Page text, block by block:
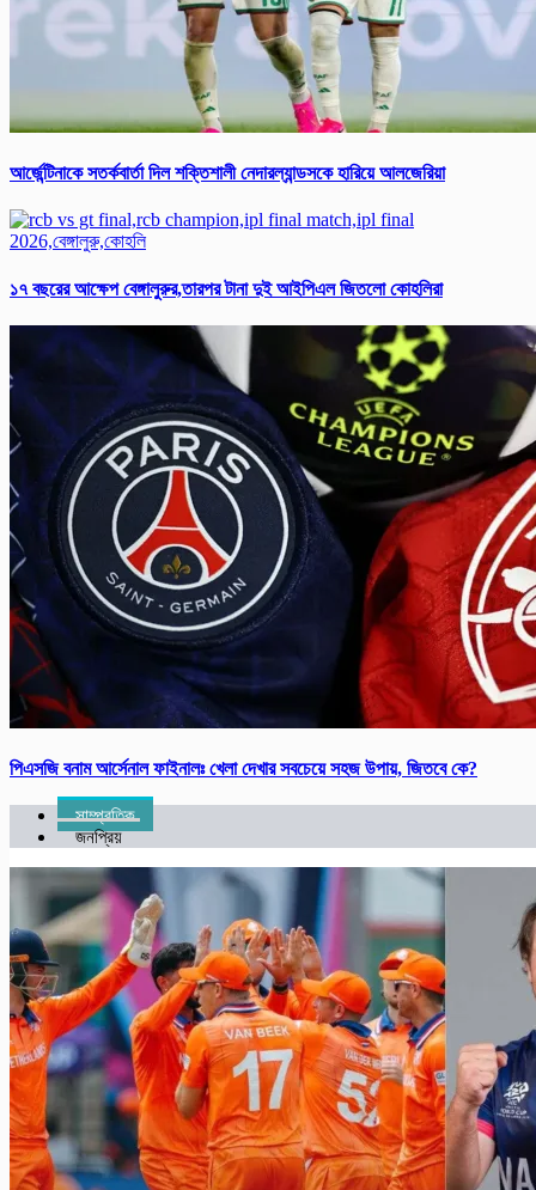
আর্জে‌ন্টিনাকে সতর্ক‌বার্তা‌ দিল শক্তিশালী নেদারল্যান্ডসকে হারিয়ে আলজেরিয়া
১৭ বছরের আক্ষেপ বেঙ্গালুরুর,তারপর টানা দুই আইপিএল জিতলো কোহলিরা
পিএসজি বনাম আর্সে‌নাল ফাইনালঃ খেলা দেখার সবচেয়ে সহজ উপায়, জিতবে কে?
সাম্প্রতিক
জনপ্রিয়